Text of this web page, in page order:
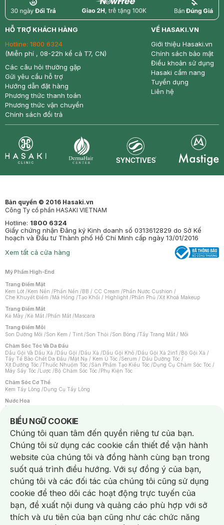
return nowfree price
HỖ TRỢ KHÁCH HÀNG
Hotline: 1800 6324
(Miễn phí , 08-22h kể cả T7, CN)
Các câu hỏi thường gặp
Gửi yêu cầu hỗ trợ
Hướng dẫn đặt hàng
Phương thức thanh toán
Phương thức vận chuyển
Chính sách đổi trả
VỀ HASAKI.VN
Giới thiệu Hasaki.vn
Chính sách bảo mật
Điều khoản sử dụng
Hasaki cẩm nang
Tuyển dụng
Liên hệ
Bản quyền © 2016 Hasaki.vn
Công Ty cổ phần HASAKI VIETNAM
Hotline: 1800 6324
Giấy chứng nhận Đăng ký Kinh doanh số 0313612829 do Sở Kế
hoạch và Đầu tư Thành phố Hồ Chí Minh cấp ngày 13/01/2016
Xem tất cả cửa hàng
Mỹ Phẩm High-End
Trang Điểm Mặt
Kem Lót /Kem Nền /Phấn Nền /BB / CC Cream /Phấn Nước Cushion /
Che Khuyết Điểm /Má Hồng /Tạo Khối / Highlight /Phấn Phủ /Xịt Khoá Makeup
Trang Điểm Mắt
Kẻ Mày /Kẻ Mắt /Phấn Mắt /Mascara
Trang Điểm Môi
Son Dưỡng Môi /Son Kem / Tint /Son Thỏi /Son Bóng /Tẩy Trang Mắt / Môi
Chăm Sóc Tóc Và Da Đầu
Dầu Gội Và Dầu Xả /Dầu Gội /Dầu Xả /Dầu Gội Khô /Dầu Gội Xả 2in1 /Bộ Gội Xả /
Tẩy Tế Bào Chết Da Đầu /Mặt Nạ / Kem Ủ Tóc /Serum / Dầu Dưỡng Tóc /
Xịt Dưỡng Tóc /Thuốc Nhuộm Tóc /Sản Phẩm Tạo Kiểu Tóc /Dụng Cụ Chăm Sóc Tóc /
Máy Sấy Tóc /Lược /Bộ Chăm Sóc Tóc /Phụ Kiện Tóc
Chăm Sóc Cơ Thể
Kem Tẩy Lông /Dụng Cụ Tẩy Lông
Nước Hoa
Nước Hoa Nữ
Chăm Sóc Cá Nhân
Chống Muỗi /Khẩu Trang /Máy Massage/Mặt Nạ Xông Hơi /Nước Rửa Tay/
Sản Phẩm Chăm Sóc Khác /Bàn Chải Đánh Răng /Bàn Chải Điện/
Hỗ Trợ Trắng Răng/Kem Đánh Răng /Máy Tăm Nước/ Nước Súc Miệng/
Tăm / Chỉ Nha Khoa/ Xịt Thơm Miệng / Dung Dịch Vệ Sinh/Dưỡng Vùng Kín/
Khăn Ướt Vệ Sinh Vùng Kín/Băng Vệ Sinh/Tampon/Bọt Cạo Râu /Dao Cạo Râu/
Máy Cạo Râu
Vấn Đề Về Da
Da Dầu / Lỗ Chân Lông To/ Da Khô / Mất Nước/ Da Lão Hóa/ Da Mụn/
Da Nhạy Cảm / Kích Ứng
Da Xỉn Màu Thâm / Nám / Tàn Nhang
Quầng Thâm & Bọng Mắt /Sẹo /Viêm Da Cơ Địa
Dụng Cụ / Phụ Kiện Chăm Sóc Da
Bông Tẩy Trang
Khăn Lau Mặt Khô Dụng Cụ / Máy Rửa Mặt Máy Chăm Sóc Da
Dụng Cụ Chăm Sóc Khác
BIỂU NGỮ COOKIE
Notice about cookies usage
Chúng tôi quan tâm đến quyền riêng tư của bạn.
Chúng tôi sử dụng các cookie cần thiết để vận hành
website của chúng tôi và đồng hành cùng bạn trong
suốt quá trình điều hướng. Với sự đồng ý của bạn,
chúng tôi và các đối tác của chúng tôi cũng sử dụng
cookie để theo dõi các hoạt động trực tuyến của
bạn, đề xuất nội dung và quảng cáo phù hợp với sở
thích và ưu tiên của bạn cũng như các chức năng